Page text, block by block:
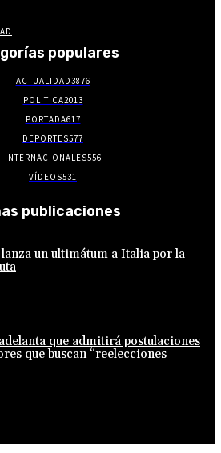
populares
ACTUALIDAD3876
POLITICA2013
PORTADA617
DEPORTES577
INTERNACIONALES556
VÍDEOS531
publicaciones
lanza un ultimátum a Italia por la
que admitirá postulaciones
que buscan “reelecciones